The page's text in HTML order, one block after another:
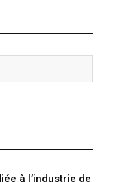
à l’industrie de